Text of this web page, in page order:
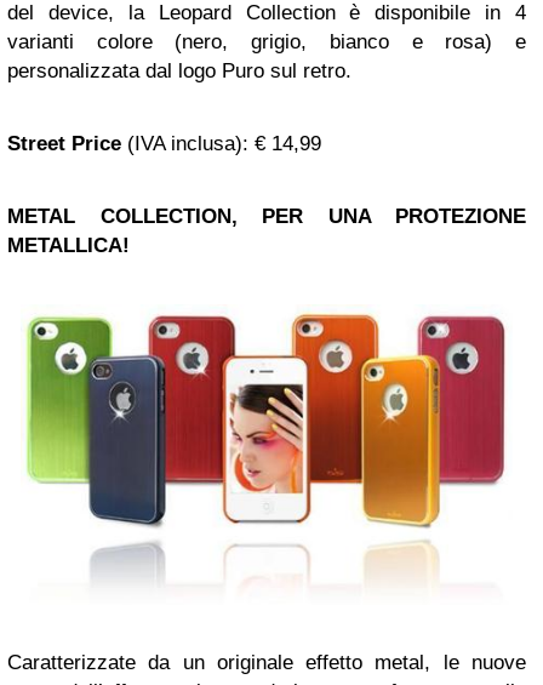
del device, la Leopard Collection è disponibile in 4
varianti colore (nero, grigio, bianco e rosa) e
personalizzata dal logo Puro sul retro.
Street Price (IVA inclusa): € 14,99
METAL COLLECTION , PER UNA PROTEZIONE
METALLICA!
Caratterizzate da un originale effetto metal, le nuove